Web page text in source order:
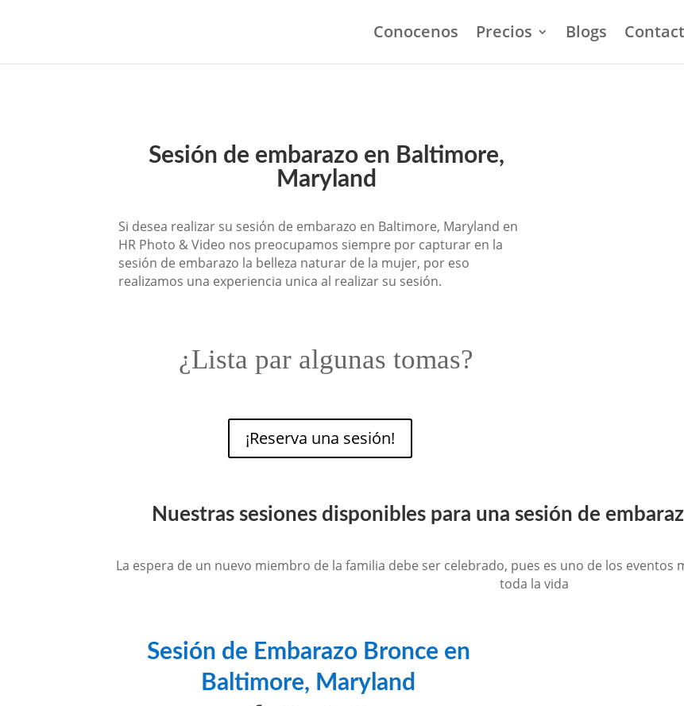
Conocenos Precios Blogs
Sesión de embarazo en Baltimore,
Maryland
Si desea realizar su sesión de embarazo en Baltimore, Maryland en
HR Photo & Video nos preocupamos siempre por capturar en la
sesión de embarazo la belleza naturar de la mujer, por eso
realizamos una experiencia unica al realizar su sesión.
¿Lista par algunas tomas?
¡Reserva una sesión!
Nuestras sesiones disponibles para una sesión de
La espera de un nuevo miembro de la familia debe ser celebrado, pues es uno de los
toda la vida
Sesión de Embarazo Bronce en
Baltimore, Maryland